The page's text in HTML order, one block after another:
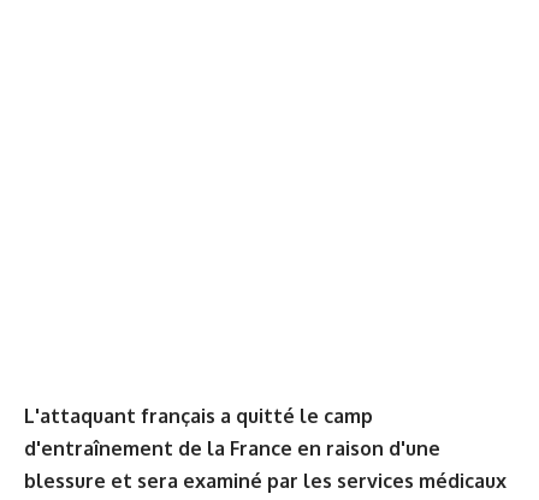
L'attaquant français a quitté le camp
d'entraînement de la France en raison d'une
blessure et sera examiné par les services médicaux